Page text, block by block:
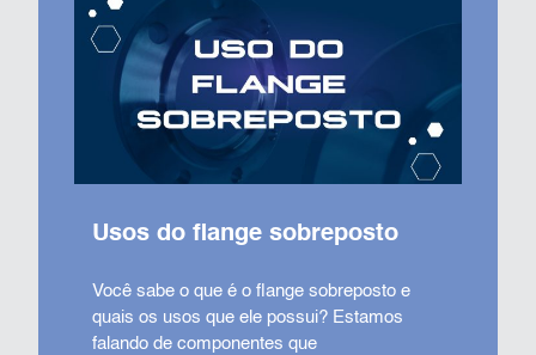
Usos do flange sobreposto
Você sabe o que é o flange sobreposto e
quais os usos que ele possui? Estamos
falando de componentes que